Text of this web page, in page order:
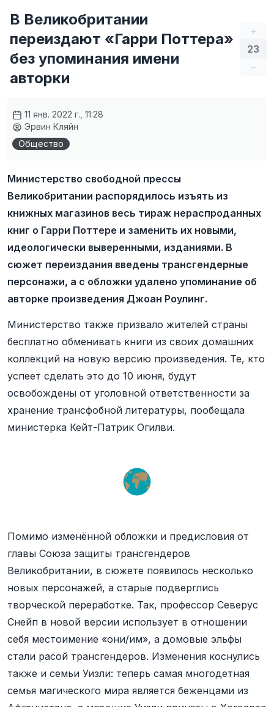
+
23
–
В Великобритании
переиздают «Гарри Поттера»
без упоминания имени
авторки
11 янв. 2022 г., 11:28
Эрвин Кляйн
Общество
Министерство свободной прессы
Великобритании распорядилось изъять из
книжных магазинов весь тираж нераспроданных
книг о Гарри Поттере и заменить их новыми,
идеологически выверенными, изданиями. В
сюжет переиздания введены трансгендерные
персонажи, а с обложки удалено упоминание об
авторке произведения Джоан Роулинг.
Министерство также призвало жителей страны
бесплатно обменивать книги из своих домашних
коллекций на новую версию произведения. Те, кто
успеет сделать это до 10 июня, будут
освобождены от уголовной ответственности за
хранение трансфобной литературы, пообещала
министерка Кейт-Патрик Огилви.
Помимо изменённой обложки и предисловия от
главы Союза защиты трансгендеров
Великобритании, в сюжете появилось несколько
новых персонажей, а старые подверглись
творческой переработке. Так, профессор Северус
Снейп в новой версии использует в отношении
себя местоимение «они/им», а домовые эльфы
стали расой трансгендеров. Изменения коснулись
также и семьи Уизли: теперь самая многодетная
семья магического мира является беженцами из